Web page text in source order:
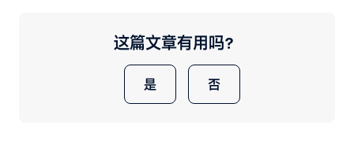
这篇文章有用吗？
是 否